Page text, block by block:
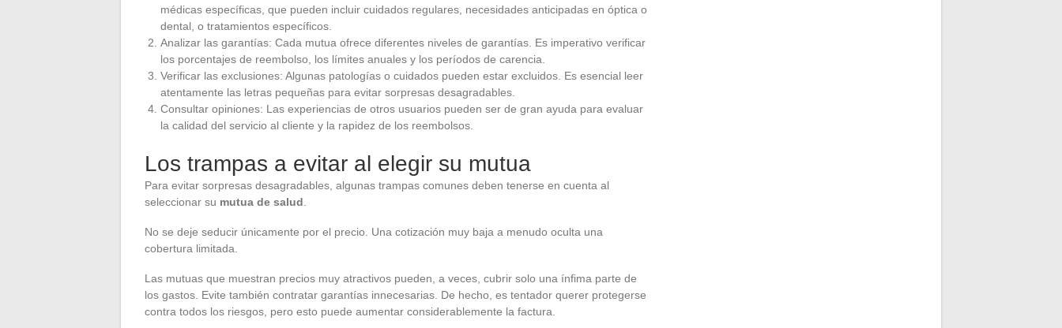
médicas específicas, que pueden incluir cuidados regulares, necesidades anticipadas en óptica o
dental, o tratamientos específicos.
Analizar las garantías: Cada mutua ofrece diferentes niveles de garantías. Es imperativo verificar
los porcentajes de reembolso, los límites anuales y los períodos de carencia.
Verificar las exclusiones: Algunas patologías o cuidados pueden estar excluidos. Es esencial leer
atentamente las letras pequeñas para evitar sorpresas desagradables.
Consultar opiniones: Las experiencias de otros usuarios pueden ser de gran ayuda para evaluar
la calidad del servicio al cliente y la rapidez de los reembolsos.
Los trampas a evitar al elegir su mutua
Para evitar sorpresas desagradables, algunas trampas comunes deben tenerse en cuenta al
seleccionar su mutua de salud
No se deje seducir únicamente por el precio. Una cotización muy baja a menudo oculta una
cobertura limitada.
Las mutuas que muestran precios muy atractivos pueden, a veces, cubrir solo una ínfima parte de
los gastos. Evite también contratar garantías innecesarias. De hecho, es tentador querer protegerse
contra todos los riesgos, pero esto puede aumentar considerablemente la factura.